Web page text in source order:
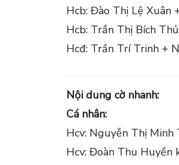
Hcb: Đào Thị Lệ Xuân
Hcb: Trần Thị Bích
Hcđ: Trần Trí Trinh +
Nội dung cờ nhanh:
Cá nhân:
Hcv: Nguyễn Thị
Hcv: Đoàn Thu